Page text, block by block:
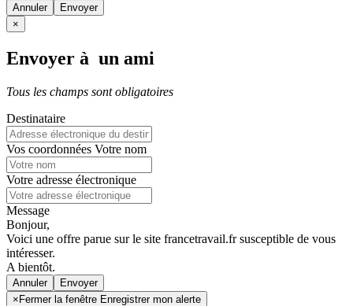
Annuler
×
Envoyer à un ami
Tous les champs sont obligatoires
Destinataire
Vos coordonnées Votre nom
Votre adresse électronique
Message
Bonjour,
Voici une offre parue sur le site francetravail.fr susceptible de vous
intéresser.
A bientôt.
Annuler
× Fermer la fenêtre Enregistrer mon alerte